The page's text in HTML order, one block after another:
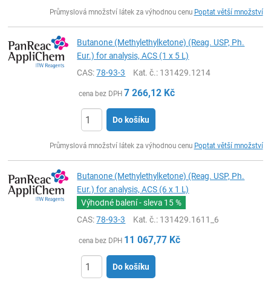
Průmyslová množství látek za výhodnou cenu Poptat větší množství
Butanone (Methylethylketone) (Reag. USP, Ph.
Eur.) for analysis, ACS (1 x 5 L)
CAS:78-93-3 Kat. č.: 131429.1214
cena bez DPH 7 266,12 Kč
Do košíku
Průmyslová množství látek za výhodnou cenu Poptat větší množství
Butanone (Methylethylketone) (Reag. USP, Ph.
Eur.) for analysis, ACS (6 x 1 L)
Výhodné balení - sleva 15 %
CAS:78-93-3 Kat. č.: 131429.1611_6
cena bez DPH 11 067,77 Kč
Do košíku